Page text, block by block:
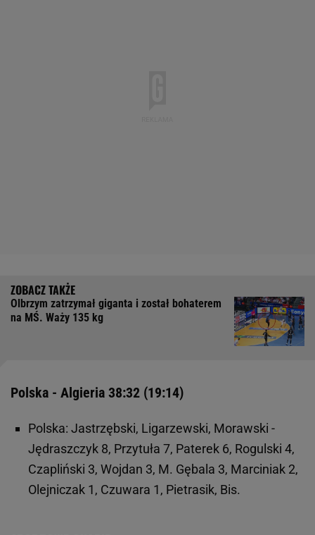
Olbrzym zatrzymał giganta i został bohaterem
na MŚ. Waży 135 kg
Polska - Algieria 38:32 (19:14)
Polska: Jastrzębski, Ligarzewski, Morawski -
Jędraszczyk 8, Przytuła 7, Paterek 6, Rogulski 4,
Czapliński 3, Wojdan 3, M. Gębala 3, Marciniak 2,
Olejniczak 1, Czuwara 1, Pietrasik, Bis.